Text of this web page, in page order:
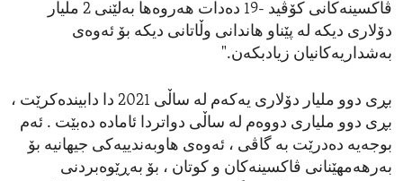
ڤاکسینەکانی کۆڤید -19 دەدات هەروەها بەڵێنی 2 ملیار
دۆلاری دیکە لە پێناو هاندانی وڵاتانی دیکە بۆ ئەوەی
بەشداریەکانیان زیادبکەن."
بڕی دوو ملیار دۆلاری یەکەم لە ساڵی 2021 دا دابیندەکرێت ،
بڕی دوو ملیاری دووەم لە ساڵی دواتردا ئامادە دەبێت . ئەم
بوجەیە دەدرێت بە گاڤی ، ئەوەی هاوبەندییەکی جیهانیە بۆ
بەرهەمهێنانی ڤاکسینەکان و کوتان ، بۆ بەڕێوەبردنی